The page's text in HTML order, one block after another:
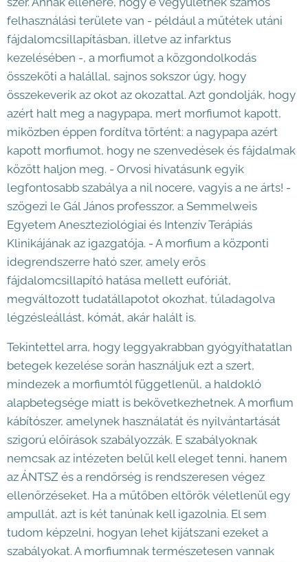
felhasználási területe van - például a műtétek utáni
fájdalomcsillapításban, illetve az infarktus
kezelésében -, a morfiumot a közgondolkodás
összeköti a halállal, sajnos sokszor úgy, hogy
összekeverik az okot az okozattal. Azt gondolják, hogy
azért halt meg a nagypapa, mert morfiumot kapott,
miközben éppen fordítva történt: a nagypapa azért
kapott morfiumot, hogy ne szenvedések és fájdalmak
között haljon meg. - Orvosi hivatásunk egyik
legfontosabb szabálya a nil nocere, vagyis a ne árts! -
szögezi le Gál János professzor, a Semmelweis
Egyetem Aneszteziológiai és Intenzív Terápiás
Klinikájának az igazgatója. - A morfium a központi
idegrendszerre ható szer, amely erős
fájdalomcsillapító hatása mellett eufóriát,
megváltozott tudatállapotot okozhat, túladagolva
légzésleállást, kómát, akár halált is.
Tekintettel arra, hogy leggyakrabban gyógyíthatatlan
betegek kezelése során használjuk ezt a szert,
mindezek a morfiumtól függetlenül, a haldokló
alapbetegsége miatt is bekövetkezhetnek. A morfium
kábítószer, amelynek használatát és nyilvántartását
szigorú előírások szabályozzák. E szabályoknak
nemcsak az intézeten belül kell eleget tenni, hanem
az ÁNTSZ és a rendőrség is rendszeresen végez
ellenőrzéseket. Ha a műtőben eltörök véletlenül egy
ampullát, azt is két tanúnak kell igazolnia. El sem
tudom képzelni, hogyan lehet kijátszani ezeket a
szabályokat. A morfiumnak természetesen vannak